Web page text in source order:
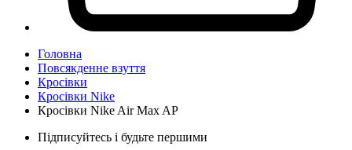
Головна
Повсякденне взуття
Кросівки
Кросівки Nike
Кросівки Nike Air Max AP
Підписуйтесь і будьте першими